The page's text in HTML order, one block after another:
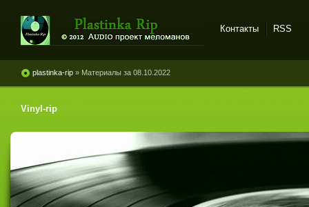
винила и магнитоальбомов
Контакты RSS
plastinka-rip » Материалы за 08.10.2022
Vinyl-rip